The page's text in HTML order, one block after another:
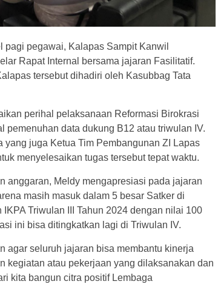
pagi pegawai, Kalapas Sampit Kanwil
Rapat Internal bersama jajaran Fasilitatif.
tersebut dihadiri oleh Kasubbag Tata
perihal pelaksanaan Reformasi Birokrasi
pemenuhan data dukung B12 atau triwulan IV.
yang juga Ketua Tim Pembangunan ZI Lapas
menyelesaikan tugas tersebut tepat waktu.
anggaran, Meldy mengapresiasi pada jajaran
masih masuk dalam 5 besar Satker di
Triwulan III Tahun 2024 dengan nilai 100
ini bisa ditingkatkan lagi di Triwulan IV.
agar seluruh jajaran bisa membantu kinerja
kegiatan atau pekerjaan yang dilaksanakan dan
kita bangun citra positif Lembaga